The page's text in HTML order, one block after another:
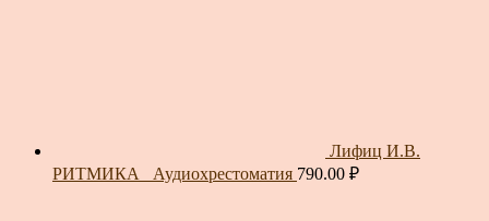
Лифиц И.В.
РИТМИКА_ Аудиохрестоматия 790.00 ₽